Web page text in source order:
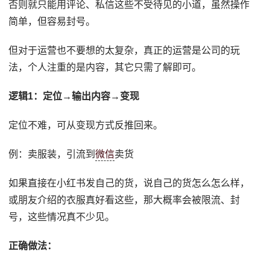
否则就只能用评论、私信这些不受待见的小道，虽然操作
简单，但容易封号。
但对于运营也不要想的太复杂，真正的运营是公司的玩
法，个人注重的是内容，其它只需了解即可。
逻辑1：定位→输出内容→变现
定位不难，可从变现方式反推回来。
例：卖服装，引流到微信卖货
如果直接在小红书发自己的货，说自己的货怎么怎么样，
或朋友介绍的衣服真好看这些，那大概率会被限流、封
号，这些情况真不少见。
正确做法：